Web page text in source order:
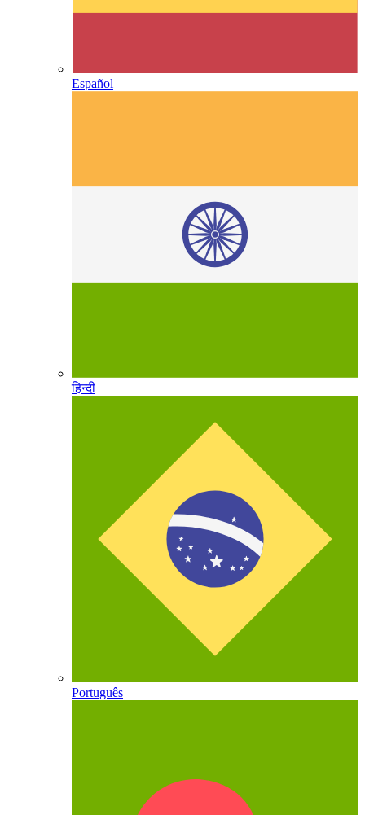
Español
हिन्दी
Português